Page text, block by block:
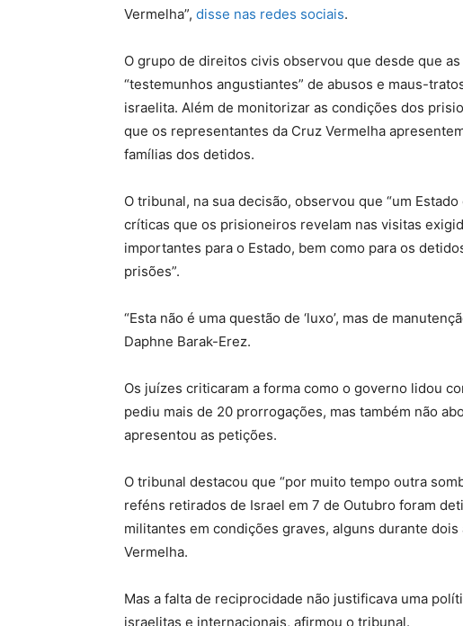
Vermelha”, disse nas redes sociais.
O grupo de direitos civis observou que desde que
“testemunhos angustiantes” de abusos e maus-
israelita. Além de monitorizar as condições dos
que os representantes da Cruz Vermelha
famílias dos detidos.
O tribunal, na sua decisão, observou que “um
críticas que os prisioneiros revelam nas visitas
importantes para o Estado, bem como para os
prisões”.
“Esta não é uma questão de ‘luxo’, mas de
Daphne Barak-Erez.
Os juízes criticaram a forma como o governo lidou
pediu mais de 20 prorrogações, mas também não
apresentou as petições.
O tribunal destacou que “por muito tempo outra
reféns retirados de Israel em 7 de Outubro foram
militantes em condições graves, alguns durante
Vermelha.
Mas a falta de reciprocidade não justificava uma
israelitas e internacionais, afirmou o tribunal.